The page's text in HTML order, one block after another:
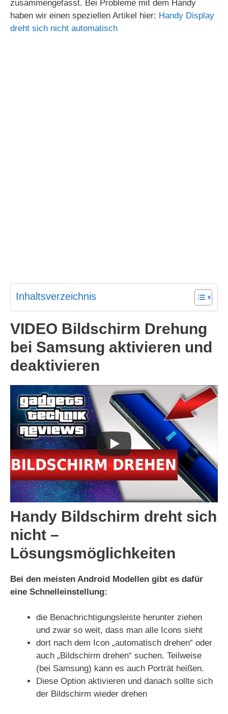
zusammengefasst. Bei Probleme mit dem Handy
haben wir einen speziellen Artikel hier: Handy Display
dreht sich nicht automatisch
Inhaltsverzeichnis
VIDEO Bildschirm Drehung
bei Samsung aktivieren und
deaktivieren
Handy Bildschirm dreht sich
nicht –
Lösungsmöglichkeiten
Bei den meisten Android Modellen gibt es dafür
eine Schnelleinstellung:
die Benachrichtigungsleiste herunter ziehen
und zwar so weit, dass man alle Icons sieht
dort nach dem Icon „automatisch drehen“ oder
auch „Bildschirm drehen“ suchen. Teilweise
(bei Samsung) kann es auch Porträt heißen.
Diese Option aktivieren und danach sollte sich
der Bildschirm wieder drehen